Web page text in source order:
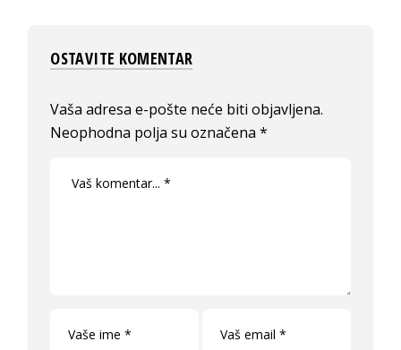
OSTAVITE KOMENTAR
Vaša adresa e-pošte neće biti objavljena.
Neophodna polja su označena*